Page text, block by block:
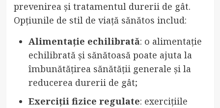
prevenirea și tratamentul durerii de gât.
Opțiunile de stil de viață sănătos includ:
Alimentație echilibrată: o alimentație
echilibrată și sănătoasă poate ajuta la
îmbunătățirea sănătății generale și la
reducerea durerii de gât;
Exerciții fizice regulate: exercițiile